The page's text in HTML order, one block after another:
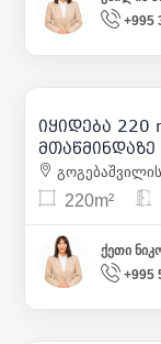
+995
იყიდება
მთაწმინდაზე
220m²
ქეთი
+995